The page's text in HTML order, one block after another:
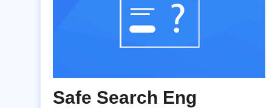
Safe Search Eng